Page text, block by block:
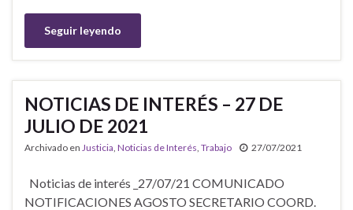
Seguir leyendo
NOTICIAS DE INTERÉS – 27 DE
JULIO DE 2021
Archivado en Justicia Noticias de Interés Trabajo 27/07/2021
Noticias de interés _27/07/21 COMUNICADO
NOTIFICACIONES AGOSTO SECRETARIO COORD.